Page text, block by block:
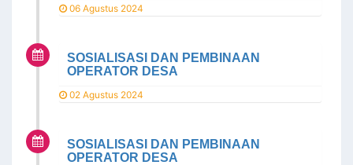
06 Agustus 2024
SOSIALISASI DAN PEMBINAAN
OPERATOR DESA
02 Agustus 2024
SOSIALISASI DAN PEMBINAAN
OPERATOR DESA